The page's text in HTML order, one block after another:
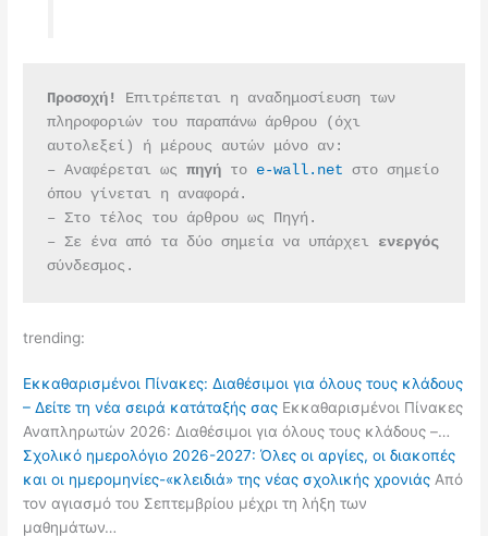
Προσοχή!
Επιτρέπεται η αναδημοσίευση των
πληροφοριών του παραπάνω άρθρου (όχι
αυτολεξεί) ή μέρους αυτών μόνο αν:
– Αναφέρεται ως πηγή το e-wall.net στο σημείο
όπου γίνεται η αναφορά.
– Στο τέλος του άρθρου ως Πηγή.
– Σε ένα από τα δύο σημεία να υπάρχει
σύνδεσμος.
trending:
Εκκαθαρισμένοι Πίνακες: Διαθέσιμοι για όλους τους κλάδους
– Δείτε τη νέα σειρά κατάταξής σας Εκκαθαρισμένοι Πίνακες
Αναπληρωτών 2026: Διαθέσιμοι για όλους τους κλάδους –…
Σχολικό ημερολόγιο 2026-2027: Όλες οι αργίες, οι διακοπές
και οι ημερομηνίες-«κλειδιά» της νέας σχολικής χρονιάς Από
τον αγιασμό του Σεπτεμβρίου μέχρι τη λήξη των
μαθημάτων…